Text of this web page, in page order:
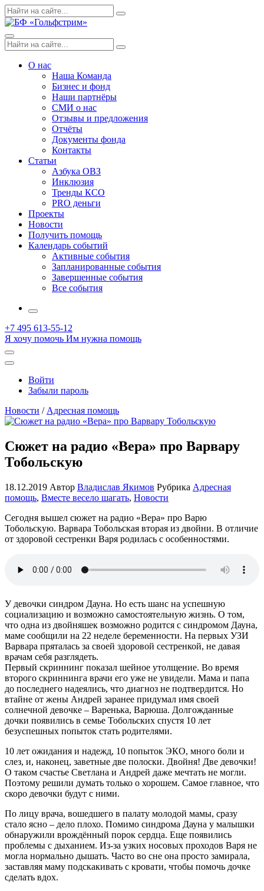
Skip
to
Поиск
по:
Search
Menu
Поиск
по:
Search
О нас
Наша Команда
Бизнес и фонд
Наши партнёры
СМИ о нас
Отзывы и предложения
Отчёты
Документы фонда
Контакты
Статьи
Азбука ОВЗ
Инклюзия
Тренды КСО
PRO деньги
Проекты
Новости
Получить помощь
Календарь событий
Активные события
Запланированные события
Завершенные события
Все события
More
+7 495 613-55-12
Я хочу помочь Им нужна помощь
Открыть
поиск
Профиль
Войти
Забыли пароль
Новости / Адресная помощь
Сюжет на радио «Вера» про Варвару
Тобольскую
18.12.2019 Автор Владислав Якимов Рубрика Адресная
помощь, Вместе весело шагать, Новости
Сегодня вышел сюжет на радио «Вера» про Варю
Тобольскую. Варвара Тобольская вторая из двойни. В отличие
от здоровой сестренки Варя родилась с особенностями.
У девочки синдром Дауна. Но есть шанс на успешную
социализацию и возможно самостоятельную жизнь. О том,
что одна из двойняшек возможно родится с синдромом Дауна,
маме сообщили на 22 неделе беременности. На первых УЗИ
Варвара пряталась за своей здоровой сестренкой, не давая
врачам себя разглядеть.
Первый скриннинг показал шейное утолщение. Во время
второго скриннинга врачи его уже не увидели. Мама и папа
до последнего надеялись, что диагноз не подтвердится. Но
втайне от жены Андрей заранее придумал имя своей
солнечной девочке – Варенька, Варюша. Долгожданные
дочки появились в семье Тобольских спустя 10 лет
безуспешных попыток стать родителями.
10 лет ожидания и надежд, 10 попыток ЭКО, много боли и
слез, и, наконец, заветные две полоски. Двойня! Две девочки!
О таком счастье Светлана и Андрей даже мечтать не могли.
Поэтому решили думать только о хорошем. Самое главное, что
скоро девочки будут с ними.
По лицу врача, вошедшего в палату молодой мамы, сразу
стало ясно – дело плохо. Помимо синдрома Дауна у малышки
обнаружили врождённый порок сердца. Еще появились
проблемы с дыханием. Из-за узких носовых проходов Варя не
могла нормально дышать. Часто во сне она просто замирала,
заставляя маму подскакивать с кровати, чтобы помочь дочке
сделать вдох.